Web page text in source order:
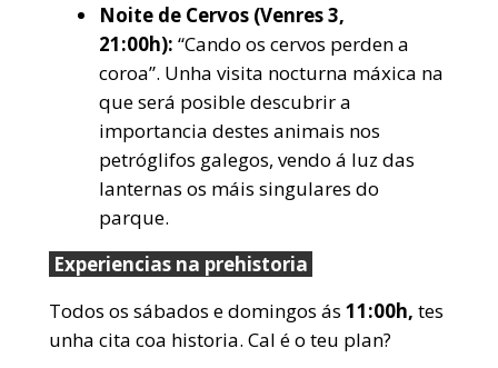
Noite de Cervos (Venres 3,
21:00h): “Cando os cervos perden a
coroa”. Unha visita nocturna máxica na
que será posible descubrir a
importancia destes animais nos
petróglifos galegos, vendo á luz das
lanternas os máis singulares do
parque.
Experiencias na prehistoria
Todos os sábados e domingos ás 11:00h, tes
unha cita coa historia. Cal é o teu plan?